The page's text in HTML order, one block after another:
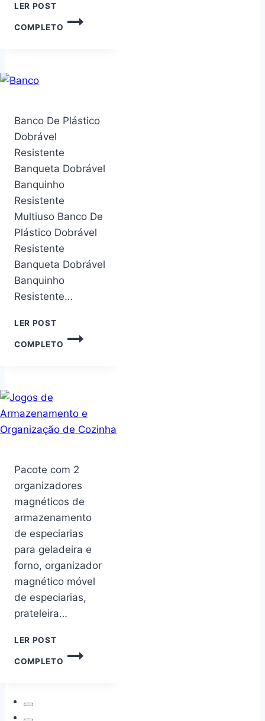
LER POST
COMPLETO
ARMÁRIO
Banco De Plástico
Dobrável
Resistente
Banqueta Dobrável
Banquinho
Resistente
Multiuso Banco De
Plástico Dobrável
Resistente
Banqueta Dobrável
Banquinho
Resistente…
LER POST
COMPLETO
BANCO
DOBRÁVEL
RESISTENTE
Pacote com 2
organizadores
magnéticos de
armazenamento
de especiarias
para geladeira e
forno, organizador
magnético móvel
de especiarias,
prateleira…
LER POST
COMPLETO
PACOTE